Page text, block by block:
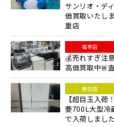
サンリオ・デ
価買取いたし
重店
福重店
💰売れすぎ注
高価買取中🚨
春日店
【超目玉入荷
菱700L大型冷
で入荷しまし